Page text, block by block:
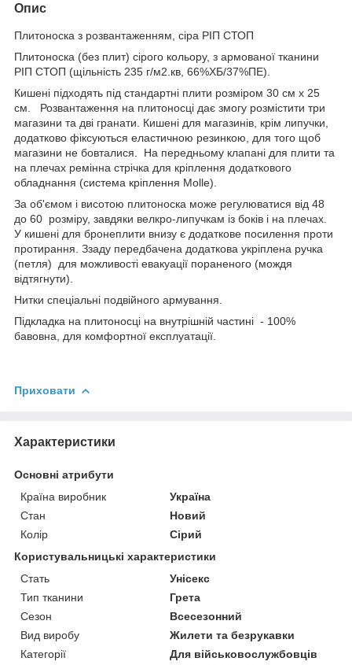
Опис
Плитоноска з розвантаженням, сіра РІП СТОП
Плитоноска (без плит) сірого кольору, з армованої тканини
РІП СТОП (щільність 235 г/м2.кв, 66%ХБ/37%ПЕ).
Кишені підходять під стандартні плити розміром 30 см х 25
см. Розвантаження на плитоносці дає змогу розмістити три
магазини та дві гранати. Кишені для магазинів, крім липучки,
додатково фіксуються еластичною резинкою, для того щоб
магазини не бовталися. На передньому клапані для плити та
на плечах ремінна стрічка для кріплення додаткового
обладнання (система кріплення Molle).
За об'ємом і висотою плитоноска може регулюватися від 48
до 60 розміру, завдяки велкро-липучкам із боків і на плечах.
У кишені для бронеплити внизу є додаткове посилення проти
протирання. Ззаду передбачена додаткова укріплена ручка
(петля) для можливості евакуації пораненого (мождя
відтягнути).
Нитки спеціальні подвійного армування.
Підкладка на плитоносці на внутрішній частині - 100%
бавовна, для комфортної експлуатації.
Приховати
Характеристики
Основні атрибути
Країна виробник
Україна
Стан
Новий
Колір
Сірий
Користувальницькі характеристики
Стать
Унісекс
Тип тканини
Грета
Сезон
Всесезонний
Вид виробу
Жилети та безрукавки
Категорії
Для військовослужбовців